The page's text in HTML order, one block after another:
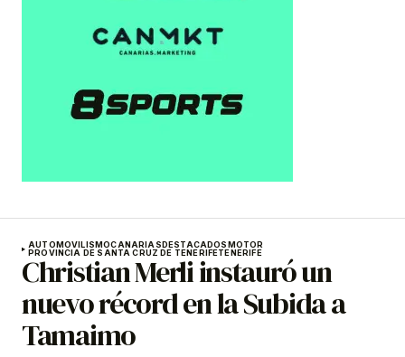
AUTOMOVILISMOCANARIAS DESTACADOS MOTOR
PROVINCIA DE SANTA CRUZ DE TENERIFETENERIFE
Christian Merli instauró un
nuevo récord en la Subida a
Tamaimo